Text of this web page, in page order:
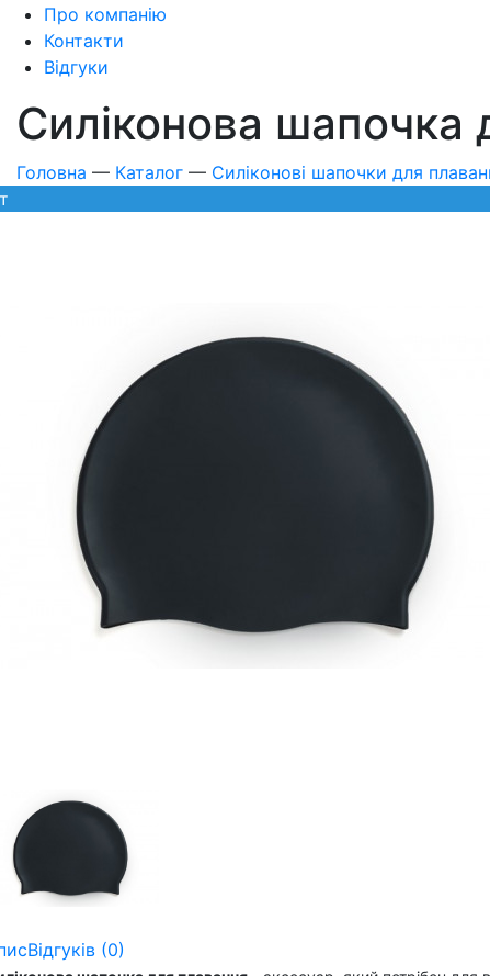
Про компанію
Контакти
Відгуки
Силіконова шапочка
Головна — Каталог — Силіконові шапочки для
Відгуків (0)